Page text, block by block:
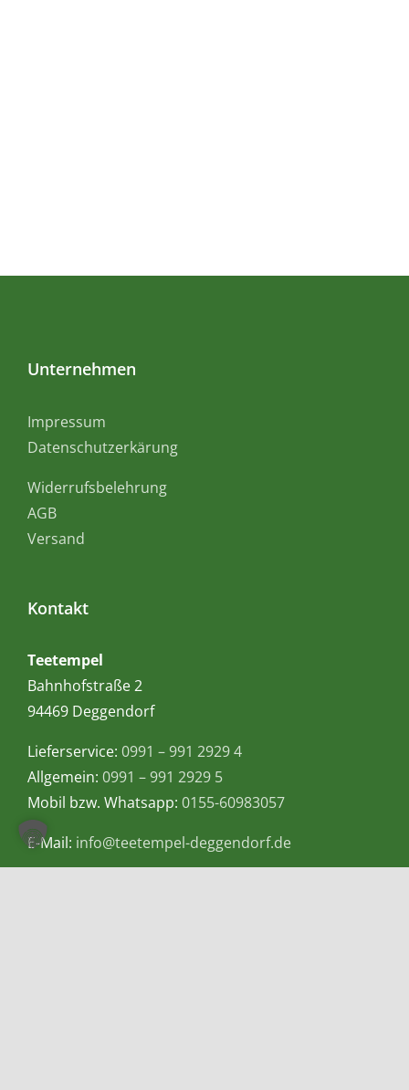
Unternehmen
Impressum
Datenschutzerkärung
Widerrufsbelehrung
AGB
Versand
Kontakt
Teetempel
Bahnhofstraße 2
94469 Deggendorf
Lieferservice: 0991 – 991 2929 4
Allgemein: 0991 – 991 2929 5
Mobil bzw. Whatsapp: 0155-60983057
E-Mail: info@teetempel-deggendorf.de